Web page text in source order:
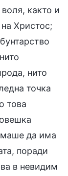
както и
Христос;
нито
точка
това
да има
поради
в невидим